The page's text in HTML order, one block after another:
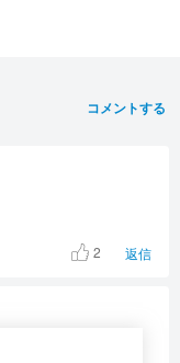
コメントする
2 返信